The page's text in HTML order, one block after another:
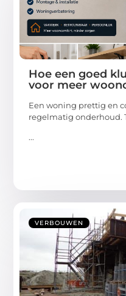
Hoe een goed
voor meer
Een woning prettig en
regelmatig onderhoud.
...
VERBOUWEN